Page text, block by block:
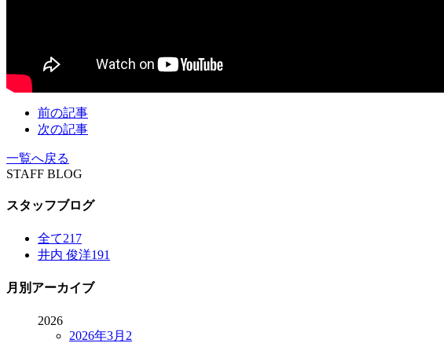
前の記事
次の記事
一覧へ戻る
STAFF BLOG
スタッフブログ
全て217
井内 俊洋191
月別アーカイブ
2026
2026年3月 2